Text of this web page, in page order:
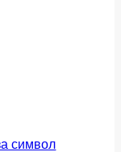
символ